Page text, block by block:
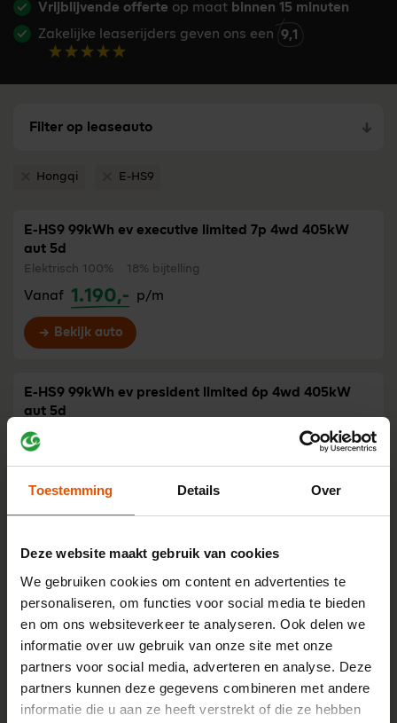
Toestemming Details Over
Deze website maakt gebruik van cookies
We gebruiken cookies om content en advertenties te
personaliseren, om functies voor social media te bieden
en om ons websiteverkeer te analyseren. Ook delen we
informatie over uw gebruik van onze site met onze
partners voor social media, adverteren en analyse. Deze
partners kunnen deze gegevens combineren met andere
informatie die u aan ze heeft verstrekt of die ze hebben
Vrijblijvende offerte op maat binnen 15 minuten
Zakelijke leaserijders geven ons een 9,1
Filter op leaseauto
Verwijder filter Hongqi
Hongqi Verwijder filter E-HS9
E-HS9
E-HS9 99kWh ev executive limited 7p 4wd 405kW
aut 5d
Elektrisch 100% 18% bijtelling
Vanaf 1.190,- p/m
Bekijk auto
E-HS9 99kWh ev president limited 6p 4wd 405kW
aut 5d
Elektrisch 100%
Bekijk auto
E-HS9 120kWh ev president limited 6p 4wd 405kW
Vanaf 1.381,- p/m